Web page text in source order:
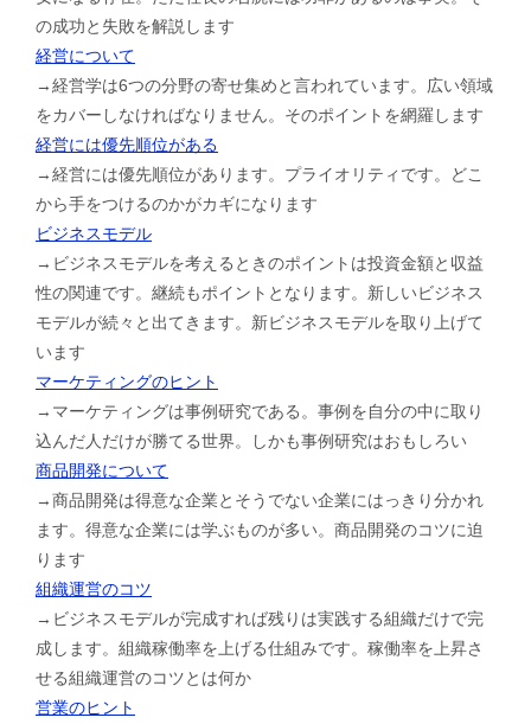
の成功と失敗を解説します
経営について
→経営学は6つの分野の寄せ集めと言われています。広い領域
をカバーしなければなりません。そのポイントを網羅します
経営には優先順位がある
→経営には優先順位があります。プライオリティです。どこ
から手をつけるのかがカギになります
ビジネスモデル
→ビジネスモデルを考えるときのポイントは投資金額と収益
性の関連です。継続もポイントとなります。新しいビジネス
モデルが続々と出てきます。新ビジネスモデルを取り上げて
います
マーケティングのヒント
→マーケティングは事例研究である。事例を自分の中に取り
込んだ人だけが勝てる世界。しかも事例研究はおもしろい
商品開発について
→商品開発は得意な企業とそうでない企業にはっきり分かれ
ます。得意な企業には学ぶものが多い。商品開発のコツに迫
ります
組織運営のコツ
→ビジネスモデルが完成すれば残りは実践する組織だけで完
成します。組織稼働率を上げる仕組みです。稼働率を上昇さ
せる組織運営のコツとは何か
営業のヒント